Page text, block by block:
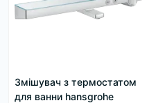
Змішувач з термостатом
для ванни hansgrohe